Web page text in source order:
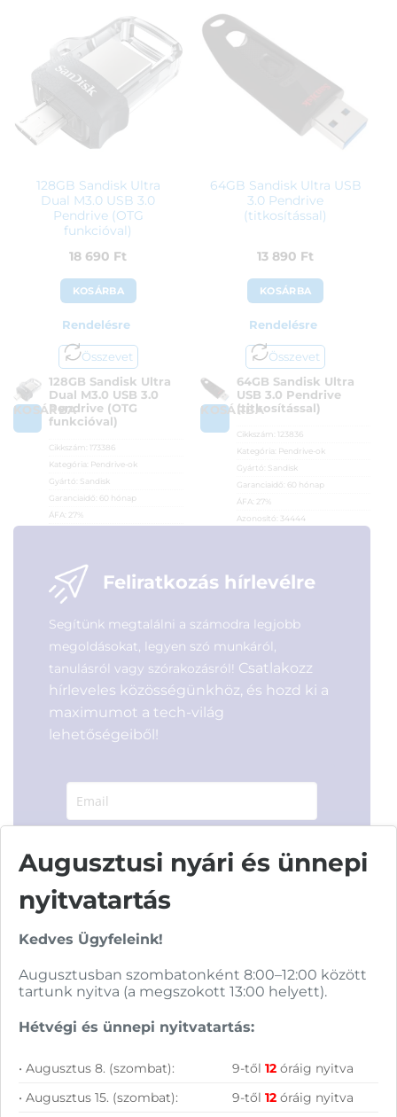
6 290
128GB Sandisk Ultra
Dual M3.0 USB 3.0
Pendrive (OTG
funkcióval)
18 690 Ft
KOSÁRBA
Rendelésre
Összevet
KOSÁRBA
128GB Sandisk Ultra
Dual M3.0 USB 3.0
Pendrive (OTG
funkcióval)
Cikkszám:
173386
Kategória: Pendrive-ok
Gyártó: Sandisk
Garanciaidő: 60 hónap
ÁFA: 27%
64GB Sandisk Ultra USB
3.0 Pendrive
(titkosítással)
13 890 Ft
KOSÁRBA
Rendelésre
Összevet
KOSÁRBA
64GB Sandisk Ultra
USB 3.0 Pendrive
(titkosítással)
Cikkszám:
123836
Kategória: Pendrive-ok
Gyártó: Sandisk
Garanciaidő: 60 hónap
ÁFA: 27%
Azonosító: 34444
Feliratkozás hírlevélre
Segítünk megtalálni a számodra legjobb
megoldásokat, legyen szó munkáról,
tanulásról vagy szórakozásról! Csatlakozz
hírleveles közösségünkhöz, és hozd ki a
maximumot a tech-világ
lehetőségeiből!
Hírlevelünkről bármikor leiratkozhatsz.
adatkezelési tájékoztatót.
FELIRATKOZOM
Augusztusi nyári és ünnepi
nyitvatartás
Kedves Ügyfeleink!
Augusztusban szombatonként 8:00–12:00 között
tartunk nyitva (a megszokott 13:00 helyett).
Hétvégi és ünnepi nyitvatartás:
• Augusztus 8. (szombat): 9-től12 óráig nyitva
• Augusztus 15. (szombat):
9-től12 óráig nyitva